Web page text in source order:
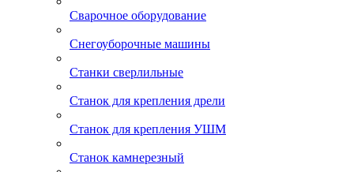
Сварочное оборудование
Снегоуборочные машины
Станки сверлильные
Станок для крепления дрели
Станок для крепления УШМ
Станок камнерезный